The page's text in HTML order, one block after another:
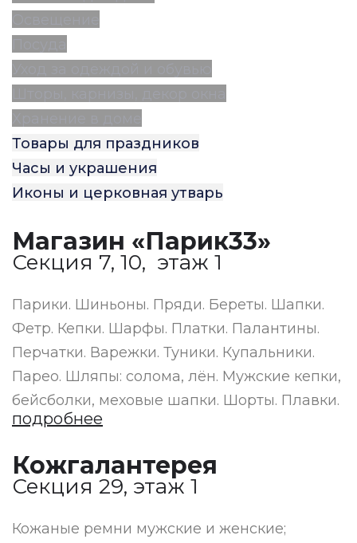
Товары для праздников
Часы и украшения
Иконы и церковная утварь
Магазин «Парик33»
Секция 7, 10, этаж 1
Парики. Шиньоны. Пряди. Береты. Шапки.
Фетр. Кепки. Шарфы. Платки. Палантины.
Перчатки. Варежки. Туники. Купальники.
Парео. Шляпы: солома, лён. Мужские кепки,
бейсболки, меховые шапки. Шорты. Плавки.
подробнее
Кожгалантерея
Секция 29, этаж 1
Кожаные ремни мужские и женские;